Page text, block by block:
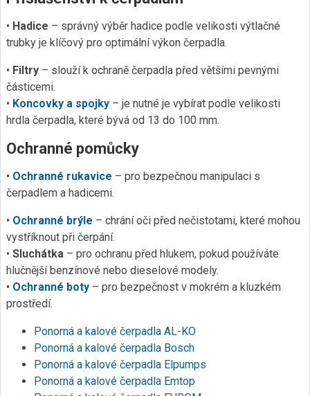
• Hadice – správný výběr hadice podle velikosti výtlačné
trubky je klíčový pro optimální výkon čerpadla.
• Filtry – slouží k ochraně čerpadla před většími pevnými
částicemi.
• Koncovky a spojky – je nutné je vybírat podle velikosti
hrdla čerpadla, které bývá od 13 do 100 mm.
Ochranné pomůcky
• Ochranné rukavice – pro bezpečnou manipulaci s
čerpadlem a hadicemi.
• Ochranné brýle – chrání oči před nečistotami, které mohou
vystříknout při čerpání.
• Sluchátka – pro ochranu před hlukem, pokud používáte
hlučnější benzínové nebo dieselové modely.
• Ochranné boty – pro bezpečnost v mokrém a kluzkém
prostředí.
Ponorná a kalové čerpadla AL-KO
Ponorná a kalové čerpadla Bosch
Ponorná a kalové čerpadla Elpumps
Ponorná a kalové čerpadla Emtop